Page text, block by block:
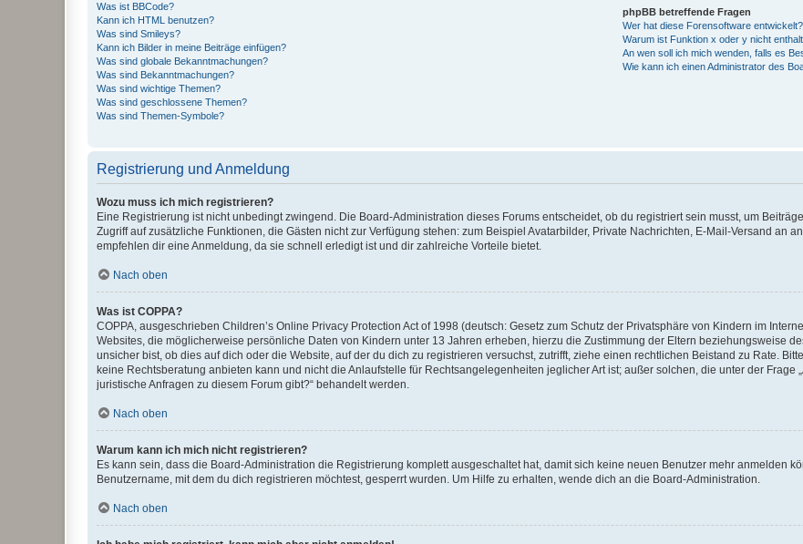
Was ist BBCode?
Kann ich HTML benutzen?
Was sind Smileys?
Kann ich Bilder in meine Beiträge einfügen?
Was sind globale Bekanntmachungen?
Was sind Bekanntmachungen?
Was sind wichtige Themen?
Was sind geschlossene Themen?
Was sind Themen-Symbole?
phpBB betreffende Fragen
Wer hat diese Forensoftware entwickelt?
Warum ist Funktion x oder y nicht
An wen soll ich mich wenden, falls es
Wie kann ich einen Administrator des
Registrierung und Anmeldung
Wozu muss ich mich registrieren?
Eine Registrierung ist nicht unbedingt zwingend. Die Board-Administration dieses Forums entscheidet, ob du registriert sein musst, um
Zugriff auf zusätzliche Funktionen, die Gästen nicht zur Verfügung stehen: zum Beispiel Avatarbilder, Private Nachrichten, E-Mail-Versand an
empfehlen dir eine Anmeldung, da sie schnell erledigt ist und dir zahlreiche Vorteile bietet.
Nach oben
Was ist COPPA?
COPPA, ausgeschrieben Children’s Online Privacy Protection Act of 1998 (deutsch: Gesetz zum Schutz der Privatsphäre von Kindern im
Websites, die möglicherweise persönliche Daten von Kindern unter 13 Jahren erheben, hierzu die Zustimmung der Eltern beziehungsweise
unsicher bist, ob dies auf dich oder die Website, auf der du dich zu registrieren versuchst, zutrifft, ziehe einen rechtlichen Beistand zu Rate.
keine Rechtsberatung anbieten kann und nicht die Anlaufstelle für Rechtsangelegenheiten jeglicher Art ist; außer solchen, die unter der
juristische Anfragen zu diesem Forum gibt?“ behandelt werden.
Nach oben
Warum kann ich mich nicht registrieren?
Es kann sein, dass die Board-Administration die Registrierung komplett ausgeschaltet hat, damit sich keine neuen Benutzer mehr anmelden
Benutzername, mit dem du dich registrieren möchtest, gesperrt wurden. Um Hilfe zu erhalten, wende dich an die Board-Administration.
Nach oben